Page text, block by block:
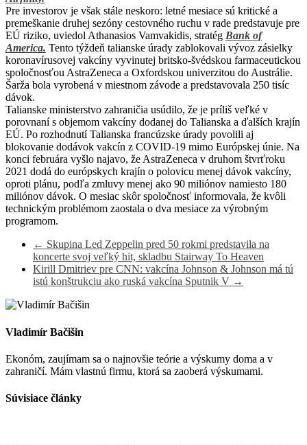
Pre investorov je však stále neskoro: letné mesiace sú kritické a
premeškanie druhej sezóny cestovného ruchu v rade predstavuje pre
EÚ riziko, uviedol Athanasios Vamvakidis, stratég Bank of
America. Tento týždeň talianske úrady zablokovali vývoz zásielky
koronavírusovej vakcíny vyvinutej britsko-švédskou farmaceutickou
spoločnosťou AstraZeneca a Oxfordskou univerzitou do Austrálie.
Šarža bola vyrobená v miestnom závode a predstavovala 250 tisíc
dávok.
Talianske ministerstvo zahraničia usúdilo, že je príliš veľké v
porovnaní s objemom vakcíny dodanej do Talianska a ďalších krajín
EÚ. Po rozhodnutí Talianska francúzske úrady povolili aj
blokovanie dodávok vakcín z COVID-19 mimo Európskej únie. Na
konci februára vyšlo najavo, že AstraZeneca v druhom štvrťroku
2021 dodá do európskych krajín o polovicu menej dávok vakcíny,
oproti plánu, podľa zmluvy menej ako 90 miliónov namiesto 180
miliónov dávok. O mesiac skôr spoločnosť informovala, že kvôli
technickým problémom zaostala o dva mesiace za výrobným
programom.
← Skupina Led Zeppelin pred 50 rokmi predstavila na
koncerte svoj veľký hit, skladbu Stairway To Heaven
Kirill Dmitriev pre CNN: vakcína Johnson & Johnson má tú
istú konštrukciu ako ruská vakcína Sputnik V →
Vladimír Bačišin
Ekonóm, zaujímam sa o najnovšie teórie a výskumy doma a v
zahraničí. Mám vlastnú firmu, ktorá sa zaoberá výskumami.
Súvisiace články